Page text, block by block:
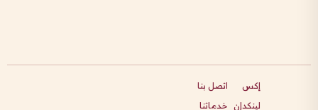
إكس
لينكدإن
اتصل بنا
خدماتنا